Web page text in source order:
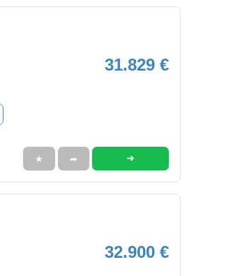
31.829 €
★ ➦ ➜
32.900 €